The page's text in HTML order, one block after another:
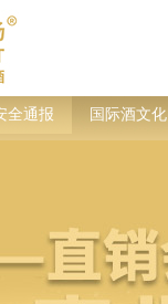
全通报 国际酒文化